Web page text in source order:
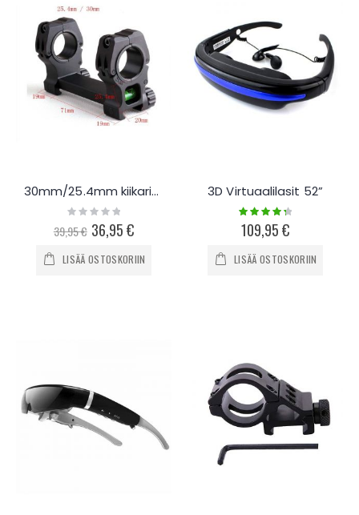
30mm/25.4mm kiikarinjalusta / kulmamittari weaver kiskoon
Rating:
39,95 € Special
Price
36,95 €
LISÄÄ OSTOSKORIIN
3D Virtuaalilasit 52”
Rating:
90%
109,95 €
LISÄÄ OSTOSKORIIN